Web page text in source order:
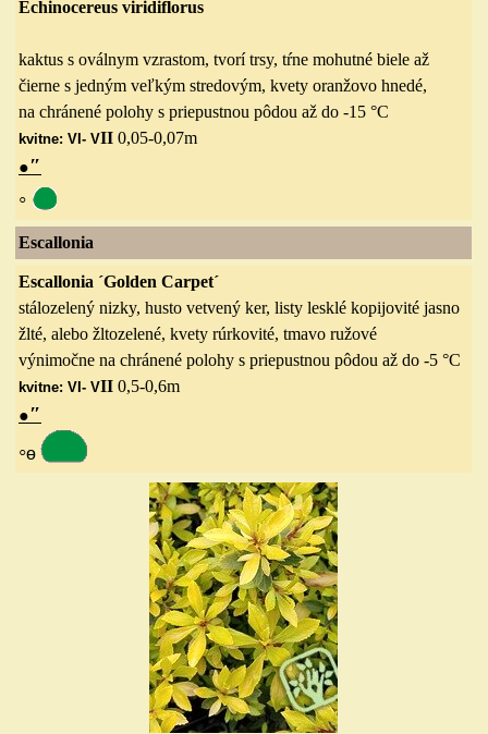
Echinocereus viridiflorus
kaktus s oválnym vzrastom, tvorí trsy, tŕne mohutné biele až
čierne s jedným veľkým stredovým, kvety oranžovo hnedé,
na chránené polohy s priepustnou pôdou až do -15 °C
kvitne: VI- VII 0,05-0,07m
●″
◦
Escallonia
Escallonia ´Golden Carpet´
stálozelený nizky, husto vetvený ker, listy lesklé kopijovité jasno
žlté, alebo žltozelené, kvety rúrkovité, tmavo ružové
výnimočne na chránené polohy s priepustnou pôdou až do -5 °C
kvitne: VI- VII 0,5-0,6m
●″
◦ө